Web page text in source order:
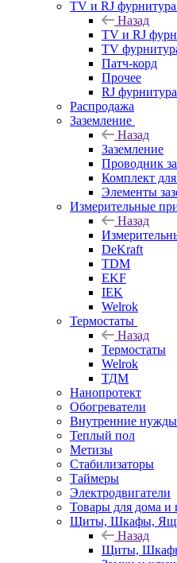
TV и RJ фурнитура
Назад
TV и RJ
TV
Патч-корд
Прочее
RJ фурнитура
Распродажа
Заземление
Назад
Заземление
Проводник
Комплект
Элементы
Измерительные
Назад
DeKraft
TDM
EKF
IEK
Welrok
Термостаты
Назад
Термостаты
Welrok
ТДМ
Нанопротект
Обогреватели
Внутренние нужды
Теплый пол
Метизы
Стабилизаторы
Таймеры
Электродвигатели
Товары для дома и
Щиты, Шкафы,
Назад
Щиты,